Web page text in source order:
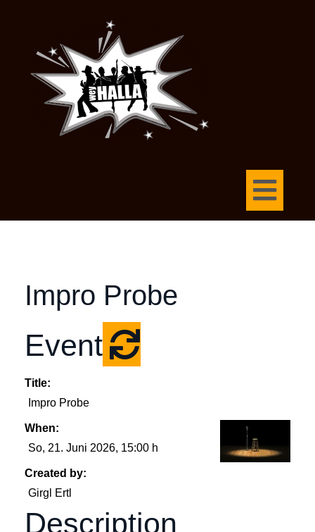
Impro Probe
Event
Title:
Impro Probe
When:
So, 21. Juni 2026, 15:00 h
Created by:
Girgl Ertl
Description